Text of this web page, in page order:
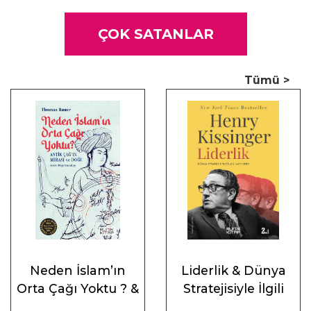
genişlemesiyle birlikte 19. ve 20. yüzyıllardaki totaliter
yönetim biçimleri bağlamında sürekli gelişen ve yeni
dönüşümleri anlamak, ırkçılığa karşı mücadelede önemli bir
yer tutuyor.
ÇOK SATANLAR
Tümü >
Neden İslam’ın
Orta Çağı Yoktu ? &
Liderlik & Dünya
Stratejisiyle İlgili